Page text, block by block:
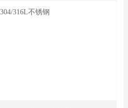
304/316L不锈钢